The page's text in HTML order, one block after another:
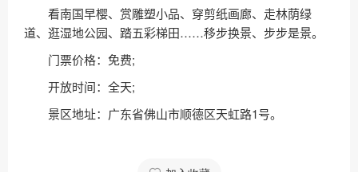
看南国早樱、赏雕塑小品、穿剪纸画廊、走林荫绿
道、逛湿地公园、踏五彩梯田……移步换景、步步是景。
门票价格：免费;
开放时间：全天;
景区地址：广东省佛山市顺德区天虹路1号。